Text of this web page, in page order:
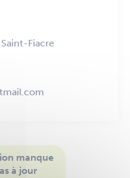
Fiacre
manque
à jour